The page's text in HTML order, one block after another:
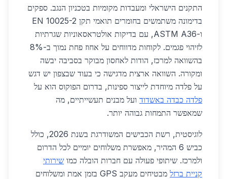
התקנים הישראלי ומעבדות מקומיות בטכניון הנגב. ספקים
בדימונה משתמשים בחומרים תואמי תקן EN 10025-2
ו-ASTM A36, עם בדיקות אולטראסאוניות שגרתיות
לזיהוי פגמים. לקוחות מדווחים על אחוז פחת נמוך ב-8%
בהשוואה למרכז, הודות לאחסון מבוקר בסביבה יבשה
ומקורה. השוואה ארצית מדגישה כי בעוד שבצפון יש דגש
על פלדה מיוחדת לייצור ספינות, בדרום הפוקוס הוא על
פלדה כבדה באשדוד ועל מבנים תעשייתיים, מה
שמאפשר התמחות גבוהה יותר.
לוגיסטית, רשת הכבישים המשודרגת בשנת 2026, כולל
כביש 6 המהיר, מאפשרת משלוחים יומיים לכל הדרום
ולמרכז. שיתופי פעולה עם חברות הובלה כמו שירותי
קניית ברזל
מבטיחים מעקב GPS בזמן אמת ומשלוחים